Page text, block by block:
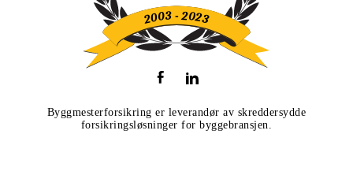
Byggmesterforsikring er leverandør av skreddersydde
forsikringsløsninger for byggebransjen.